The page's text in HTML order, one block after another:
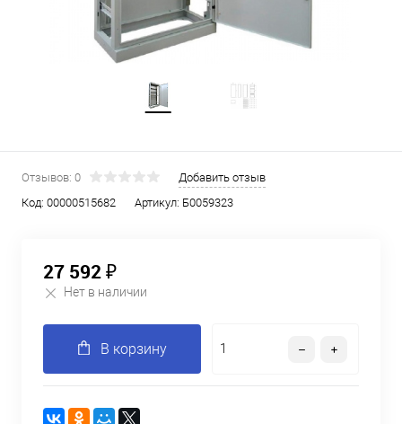
Отзывов: 0
Добавить отзыв
Код: 00000515682 Артикул: Б0059323
27 592 ₽
Нет в наличии
В корзину